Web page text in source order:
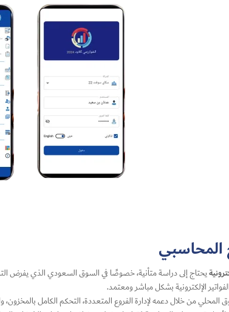
المحاسبي
يحتاج إلى دراسة متأنية، خصوصًا في السوق السعودي الذي يفرض
الإلكترونية بشكل مباشر ومعتمد.